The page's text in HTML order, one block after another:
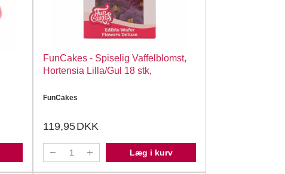
FunCakes - Spiselig Vaffelblomst,
Hortensia Lilla/Gul 18 stk,
FunCakes
119,95DKK
Læg i kurv